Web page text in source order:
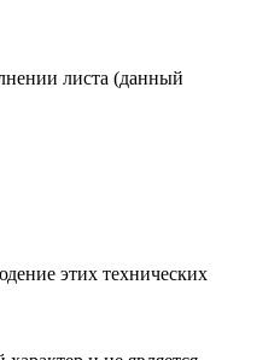
листа (данный
этих технических